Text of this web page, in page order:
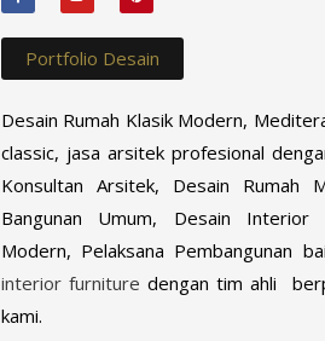
c
-
e e
s
t
Portfolio Desain
Desain Rumah Klasik Modern,
classic, jasa arsitek profesional
Konsultan Arsitek, Desain Rumah
Bangunan Umum, Desain Interior
Modern, Pelaksana Pembangunan
interior furniture dengan tim ahli
kami.